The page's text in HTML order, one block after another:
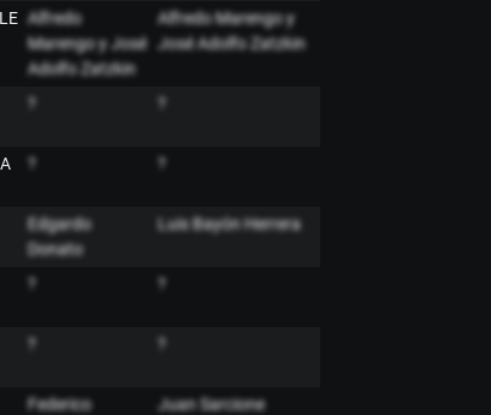
Alfredo
Marengo y José
Adolfo Zatzkin
Alfredo Marengo y
José Adolfo Zatzkin
? ?
? ?
Edgardo
Donato
Luis Bayón Herrera
? ?
? ?
Federico
Juan Sarcione